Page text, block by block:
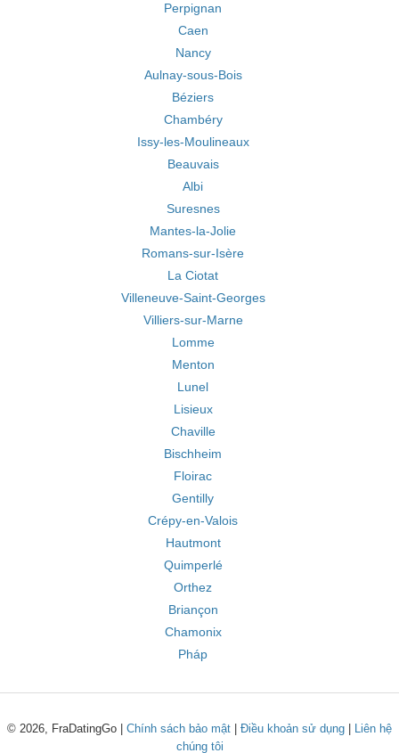
Perpignan
Caen
Nancy
Aulnay-sous-Bois
Béziers
Chambéry
Issy-les-Moulineaux
Beauvais
Albi
Suresnes
Mantes-la-Jolie
Romans-sur-Isère
La Ciotat
Villeneuve-Saint-Georges
Villiers-sur-Marne
Lomme
Menton
Lunel
Lisieux
Chaville
Bischheim
Floirac
Gentilly
Crépy-en-Valois
Hautmont
Quimperlé
Orthez
Briançon
Chamonix
Pháp
© 2026, FraDatingGo | Chính sách bảo mật Điều khoản sử dụng
Liên hệ
chúng tôi